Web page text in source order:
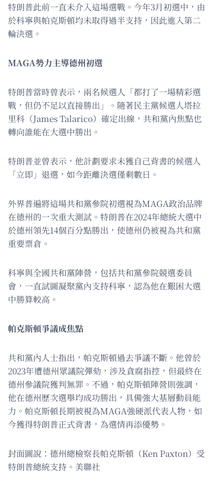
特朗普此前一直未介入這場選戰。今年3月初選中，由
於科寧與帕克斯頓均未取得過半支持，因此進入第二
輪決選。
MAGA勢力主導德州初選
特朗普當時曾表示，兩名候選人「都打了一場精彩選
戰，但仍不足以直接勝出」。隨著民主黨候選人塔拉
里科（James Talarico）確定出線，共和黨內焦點也
轉向誰能在大選中勝出。
特朗普並曾表示，他計劃要求未獲自己背書的候選人
「立即」退選，如今距離決選僅剩數日。
外界普遍將這場共和黨參院初選視為MAGA政治品牌
在德州的一次重大測試。特朗普在2024年總統大選中
於德州領先14個百分點勝出，使德州仍被視為共和黨
重要票倉。
科寧與全國共和黨陣營，包括共和黨參院競選委員
會，一直試圖凝聚黨內支持科寧，認為他在艱困大選
中勝算較高。
帕克斯頓爭議成焦點
共和黨內人士指出，帕克斯頓過去爭議不斷。他曾於
2023年遭德州眾議院彈劾，涉及貪腐指控，但最終在
德州參議院獲判無罪。不過，帕克斯頓陣營則強調，
他在德州歷次選舉均成功勝出，具備強大基層動員能
力。帕克斯頓長期被視為MAGA強硬派代表人物，如
今獲得特朗普正式背書，為選情再添優勢。
封面圖說：德州總檢察長帕克斯頓（Ken Paxton）受
特朗普總統支持。美聯社